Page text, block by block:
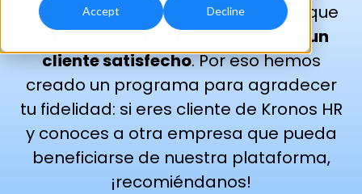
Accept Decline
depositas en nosotros y sabemos que
la mejor recomendación es la de un
cliente satisfecho. Por eso hemos
creado un programa para agradecer
tu fidelidad: si eres cliente de Kronos HR
y conoces a otra empresa que pueda
beneficiarse de nuestra plataforma,
¡recomiéndanos!